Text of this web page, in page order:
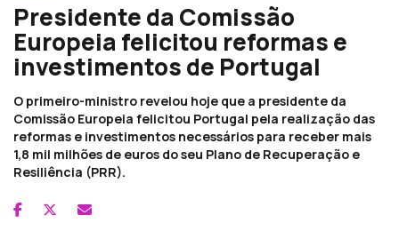
Presidente da Comissão
Europeia felicitou reformas e
investimentos de Portugal
O primeiro-ministro revelou hoje que a presidente da
Comissão Europeia felicitou Portugal pela realização das
reformas e investimentos necessários para receber mais
1,8 mil milhões de euros do seu Plano de Recuperação e
Resiliência (PRR).